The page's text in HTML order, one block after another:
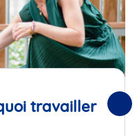
travailler